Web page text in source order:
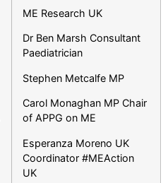
ME Research UK
Dr Ben Marsh Consultant
Paediatrician
Stephen Metcalfe MP
Carol Monaghan MP Chair
of APPG on ME
Esperanza Moreno UK
Coordinator #MEAction
UK